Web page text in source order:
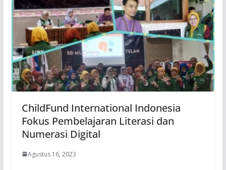
ChildFund International Indonesia
Fokus Pembelajaran Literasi dan
Numerasi Digital
Agustus 16, 2023